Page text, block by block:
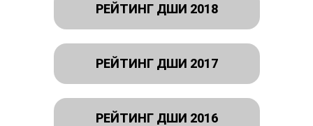
РЕЙТИНГ ДШИ 2018
РЕЙТИНГ ДШИ 2017
РЕЙТИНГ ДШИ 2016